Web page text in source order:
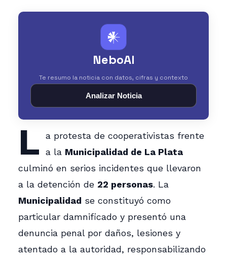
𒀭
NeboAI
Te resumo la noticia con datos, cifras y contexto
Analizar Noticia
L
a protesta de cooperativistas frente
a la Municipalidad de La Plata
culminó en serios incidentes que llevaron
a la detención de 22 personas. La
Municipalidad se constituyó como
particular damnificado y presentó una
denuncia penal por daños, lesiones y
atentado a la autoridad, responsabilizando